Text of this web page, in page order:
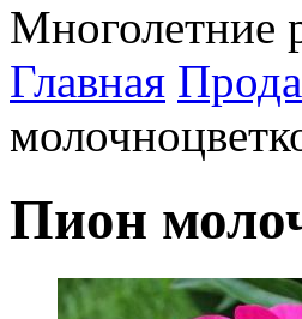
Многолетние
Главная
Пион